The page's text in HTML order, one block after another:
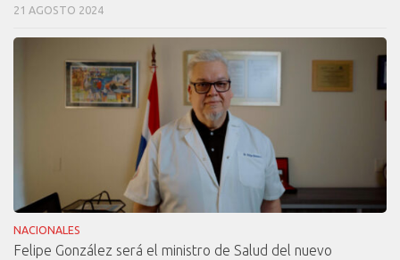
21 AGOSTO 2024
NACIONALES
Felipe González será el ministro de Salud del nuevo